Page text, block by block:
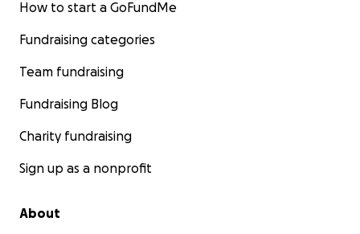
spent all his savings building this house.
I don't know how we will build another house when we
have a single dollar.
My father used to work in the home furniture trade
bombing of his workshop, he no longer brought us
We began to crave food.”
How to start a GoFundMe
Fundraising categories
Team fundraising
Fundraising Blog
Charity fundraising
Sign up as a nonprofit
About